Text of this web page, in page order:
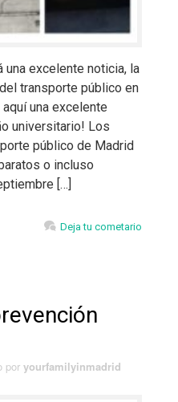
una excelente noticia, la
transporte público en
una excelente
universitario! Los
público de Madrid
o incluso
[…]
Deja tu cometario
por yourfamilyinmadrid